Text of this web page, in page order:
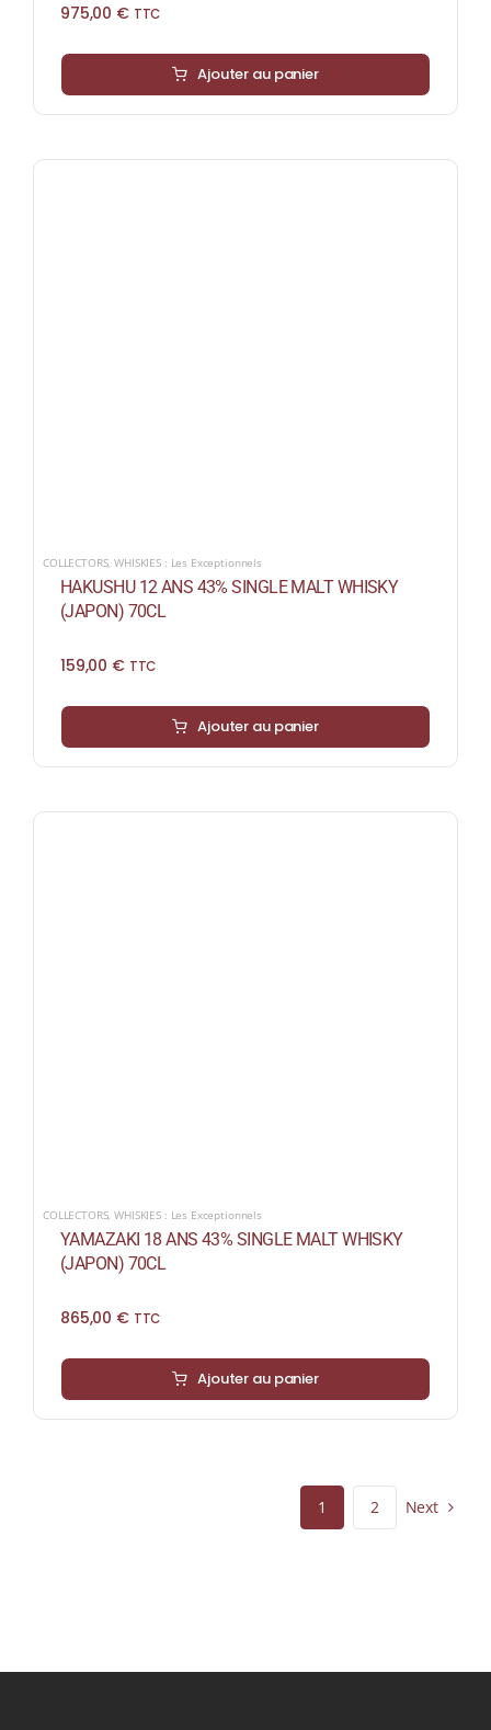
975,00 € TTC
Ajouter au panier
COLLECTORS,WHISKIES : Les Exceptionnels
HAKUSHU 12 ANS 43% SINGLE MALT WHISKY
(JAPON) 70CL
159,00 € TTC
Ajouter au panier
COLLECTORS,WHISKIES : Les Exceptionnels
YAMAZAKI 18 ANS 43% SINGLE MALT WHISKY
(JAPON) 70CL
865,00 € TTC
Ajouter au panier
1 2 Next